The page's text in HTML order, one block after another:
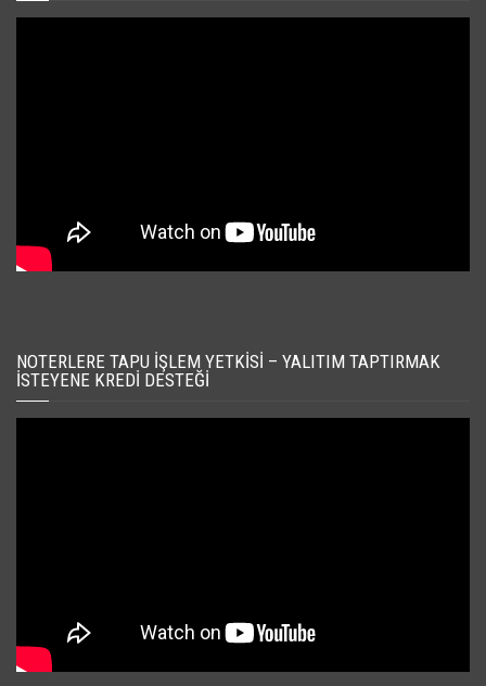
NOTERLERE TAPU İŞLEM YETKISI – YALITIM TAPTIRMAK
İSTEYENE KREDI DESTEĞI